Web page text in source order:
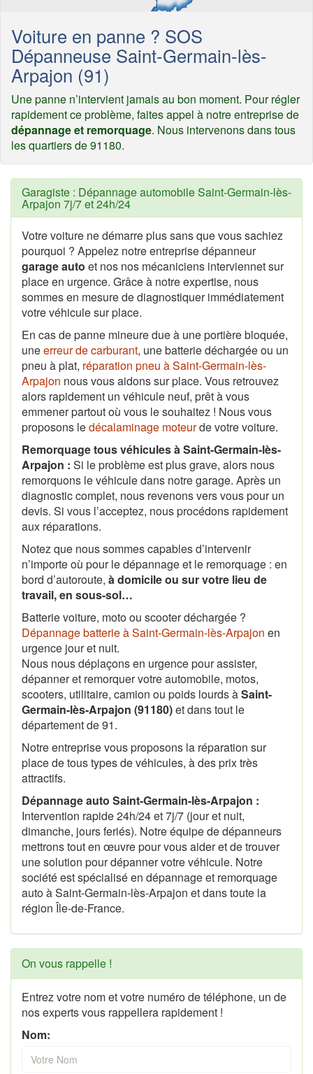
Voiture en panne ? SOS
Dépanneuse Saint-Germain-lès-
Arpajon (91)
Une panne n’intervient jamais au bon moment. Pour régler
rapidement ce problème, faites appel à notre entreprise de
dépannage et remorquage. Nous intervenons dans tous
les quartiers de 91180.
Garagiste : Dépannage automobile Saint-Germain-lès-
Arpajon 7j/7 et 24h/24
Votre voiture ne démarre plus sans que vous sachiez
pourquoi ? Appelez notre entreprise dépanneur
garage auto et nos nos mécaniciens interviennet sur
place en urgence. Grâce à notre expertise, nous
sommes en mesure de diagnostiquer immédiatement
votre véhicule sur place.
En cas de panne mineure due à une portière bloquée,
uneerreur de carburant, une batterie déchargée ou un
pneu à plat, réparation pneu à Saint-Germain-lès-
Arpajon nous vous aidons sur place. Vous retrouvez
alors rapidement un véhicule neuf, prêt à vous
emmener partout où vous le souhaitez ! Nous vous
proposons ledécalaminage moteurde votre voiture.
Remorquage tous véhicules à Saint-Germain-lès-
Arpajon : Si le problème est plus grave, alors nous
remorquons le véhicule dans notre garage. Après un
diagnostic complet, nous revenons vers vous pour un
devis. Si vous l’acceptez, nous procédons rapidement
aux réparations.
Notez que nous sommes capables d’intervenir
n’importe où pour le dépannage et le remorquage : en
bord d’autoroute, à domicile ou sur votre lieu de
travail, en sous-sol…
Batterie voiture, moto ou scooter déchargée ?
Dépannage batterie à Saint-Germain-lès-Arpajon en
urgence jour et nuit.
Nous nous déplaçons en urgence pour assister,
dépanner et remorquer votre automobile, motos,
scooters, utilitaire, camion ou poids lourds àSaint-
Germain-lès-Arpajon (91180)et dans tout le
département de 91.
Notre entreprise vous proposons la réparation sur
place de tous types de véhicules, à des prix très
attractifs.
Dépannage auto Saint-Germain-lès-Arpajon :
Intervention rapide 24h/24 et 7j/7 (jour et nuit,
dimanche, jours feriés). Notre équipe de dépanneurs
mettrons tout en œuvre pour vous aider et de trouver
une solution pour dépanner votre véhicule. Notre
société est spécialisé en dépannage et remorquage
auto à Saint-Germain-lès-Arpajon et dans toute la
région Île-de-France.
On vous rappelle !
Entrez votre nom et votre numéro de téléphone, un de
nos experts vous rappellera rapidement !
Nom: